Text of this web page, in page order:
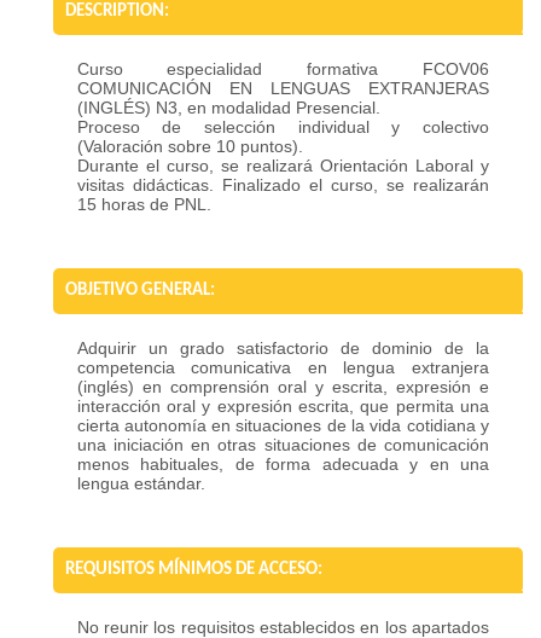
DESCRIPTION:
Curso especialidad formativa FCOV06
COMUNICACIÓN EN LENGUAS EXTRANJERAS
(INGLÉS) N3, en modalidad Presencial.
Proceso de selección individual y colectivo
(Valoración sobre 10 puntos).
Durante el curso, se realizará Orientación Laboral y
visitas didácticas. Finalizado el curso, se realizarán
15 horas de PNL.
OBJETIVO GENERAL:
Adquirir un grado satisfactorio de dominio de la
competencia comunicativa en lengua extranjera
(inglés) en comprensión oral y escrita, expresión e
interacción oral y expresión escrita, que permita una
cierta autonomía en situaciones de la vida cotidiana y
una iniciación en otras situaciones de comunicación
menos habituales, de forma adecuada y en una
lengua estándar.
REQUISITOS MÍNIMOS DE ACCESO:
No reunir los requisitos establecidos en los apartados